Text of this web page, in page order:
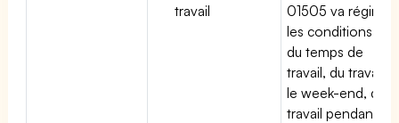
travail
01505 va régir
les conditions
du temps de
travail, du travail
le week-end, du
travail pendant